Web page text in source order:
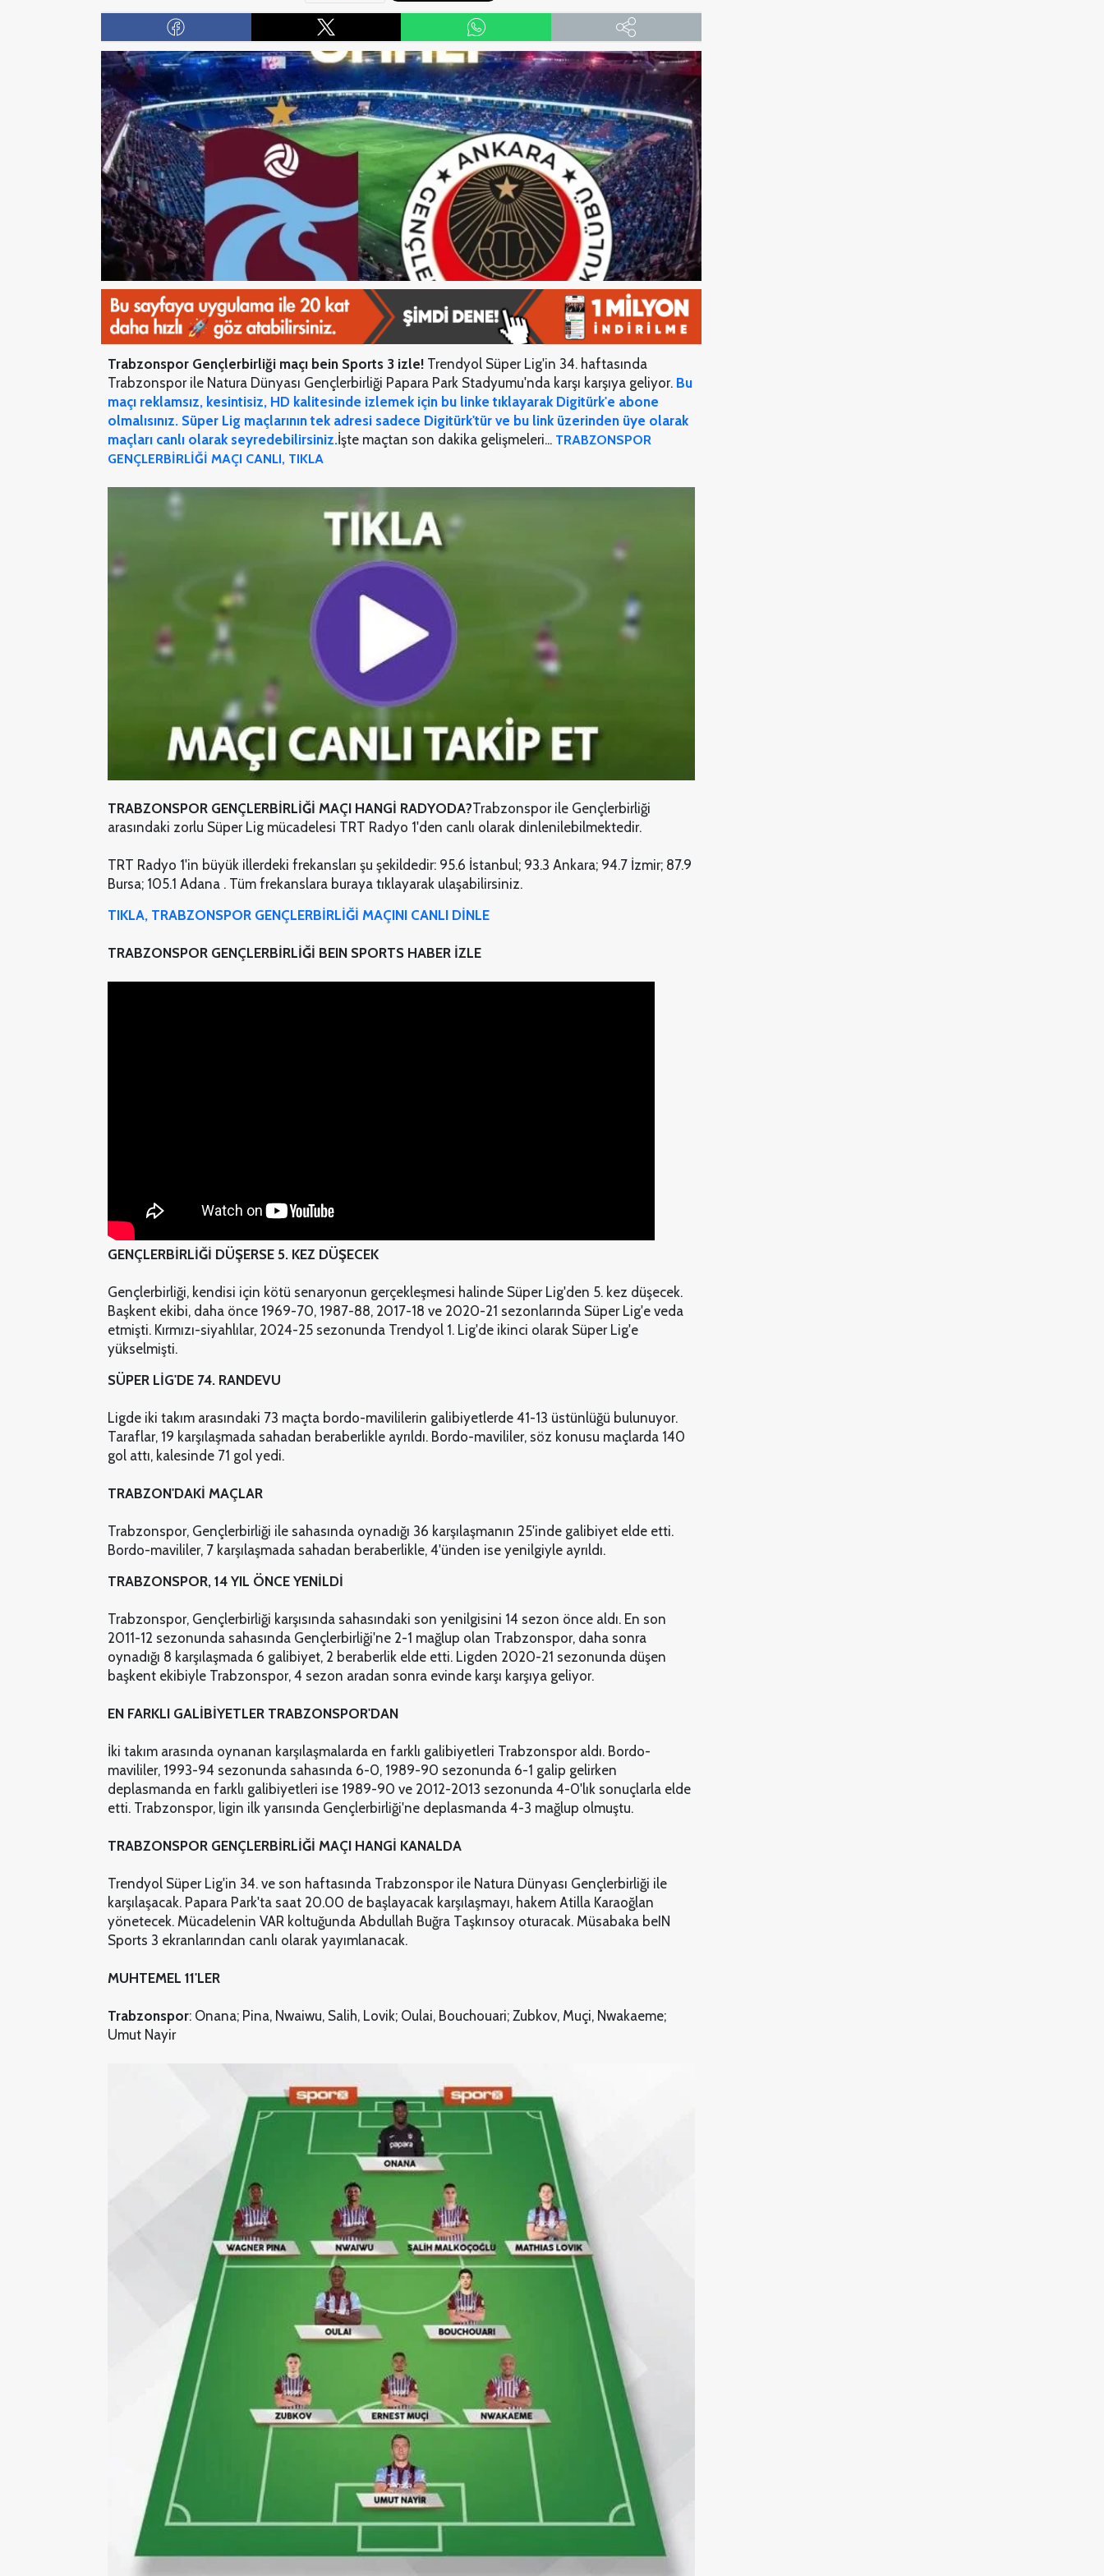
Trabzonspor Gençlerbirliği maçı bein Sports 3 izle! Trendyol Süper Lig'in 34. haftasında
Trabzonspor ile Natura Dünyası Gençlerbirliği Papara Park Stadyumu'nda karşı karşıya geliyor. Bu
maçı reklamsız, kesintisiz, HD kalitesinde izlemek için bu linke tıklayarak Digitürk'e abone
olmalısınız. Süper Lig maçlarının tek adresi sadece Digitürk'tür ve bu link üzerinden üye olarak
maçları canlı olarak seyredebilirsiniz.İşte maçtan son dakika gelişmeleri... TRABZONSPOR
GENÇLERBİRLİĞİ MAÇI CANLI, TIKLA
TRABZONSPOR GENÇLERBİRLİĞİ MAÇI HANGİ RADYODA?Trabzonspor ile Gençlerbirliği
arasındaki zorlu Süper Lig mücadelesi TRT Radyo 1'den canlı olarak dinlenilebilmektedir.
TRT Radyo 1'in büyük illerdeki frekansları şu şekildedir: 95.6 İstanbul; 93.3 Ankara; 94.7 İzmir; 87.9
Bursa; 105.1 Adana . Tüm frekanslara buraya tıklayarak ulaşabilirsiniz.
TIKLA, TRABZONSPOR GENÇLERBİRLİĞİ MAÇINI CANLI DİNLE
TRABZONSPOR GENÇLERBİRLİĞİ BEIN SPORTS HABER İZLE
GENÇLERBİRLİĞİ DÜŞERSE 5. KEZ DÜŞECEK
Gençlerbirliği, kendisi için kötü senaryonun gerçekleşmesi halinde Süper Lig'den 5. kez düşecek.
Başkent ekibi, daha önce 1969-70, 1987-88, 2017-18 ve 2020-21 sezonlarında Süper Lig'e veda
etmişti. Kırmızı-siyahlılar, 2024-25 sezonunda Trendyol 1. Lig'de ikinci olarak Süper Lig'e
yükselmişti.
SÜPER LİG'DE 74. RANDEVU
Ligde iki takım arasındaki 73 maçta bordo-mavililerin galibiyetlerde 41-13 üstünlüğü bulunuyor.
Taraflar, 19 karşılaşmada sahadan beraberlikle ayrıldı. Bordo-mavililer, söz konusu maçlarda 140
gol attı, kalesinde 71 gol yedi.
TRABZON'DAKİ MAÇLAR
Trabzonspor, Gençlerbirliği ile sahasında oynadığı 36 karşılaşmanın 25'inde galibiyet elde etti.
Bordo-mavililer, 7 karşılaşmada sahadan beraberlikle, 4'ünden ise yenilgiyle ayrıldı.
TRABZONSPOR, 14 YIL ÖNCE YENİLDİ
Trabzonspor, Gençlerbirliği karşısında sahasındaki son yenilgisini 14 sezon önce aldı. En son
2011-12 sezonunda sahasında Gençlerbirliği'ne 2-1 mağlup olan Trabzonspor, daha sonra
oynadığı 8 karşılaşmada 6 galibiyet, 2 beraberlik elde etti. Ligden 2020-21 sezonunda düşen
başkent ekibiyle Trabzonspor, 4 sezon aradan sonra evinde karşı karşıya geliyor.
EN FARKLI GALİBİYETLER TRABZONSPOR'DAN
İki takım arasında oynanan karşılaşmalarda en farklı galibiyetleri Trabzonspor aldı. Bordo-
mavililer, 1993-94 sezonunda sahasında 6-0, 1989-90 sezonunda 6-1 galip gelirken
deplasmanda en farklı galibiyetleri ise 1989-90 ve 2012-2013 sezonunda 4-0'lık sonuçlarla elde
etti. Trabzonspor, ligin ilk yarısında Gençlerbirliği'ne deplasmanda 4-3 mağlup olmuştu.
TRABZONSPOR GENÇLERBİRLİĞİ MAÇI HANGİ KANALDA
Trendyol Süper Lig'in 34. ve son haftasında Trabzonspor ile Natura Dünyası Gençlerbirliği ile
karşılaşacak. Papara Park'ta saat 20.00 de başlayacak karşılaşmayı, hakem Atilla Karaoğlan
yönetecek. Mücadelenin VAR koltuğunda Abdullah Buğra Taşkınsoy oturacak. Müsabaka beIN
Sports 3 ekranlarından canlı olarak yayımlanacak.
MUHTEMEL 11'LER
Trabzonspor: Onana; Pina, Nwaiwu, Salih, Lovik; Oulai, Bouchouari; Zubkov, Muçi, Nwakaeme;
Umut Nayir